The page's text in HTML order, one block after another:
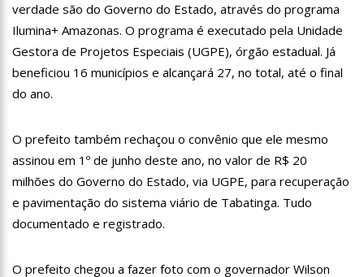
11:36
Acusado de divulgar fotos de corpo de Marília Mendonça e
de outros artistas mortos vira réu
11:28 Casal é surpreendido com gravidez de sêxtuplos e pai ‘passa
mal’
11:22
11:09 Bruna Biancardi ganha mimo de R$ 820 de Neymar: ‘Se fez
presente mesmo distante’
Wilson Lima entrega Caimi Ada Rodrigues Viana revitalizado
à população idosa da zona oeste
14:25 Confira quais bairros de Manaus ficarão sem energia nesta
segunda-feira (15)
verdade são do Governo do Estado, através do programa
Ilumina+ Amazonas. O programa é executado pela Unidade
Gestora de Projetos Especiais (UGPE), órgão estadual. Já
beneficiou 16 municípios e alcançará 27, no total, até o final
do ano.
O prefeito também rechaçou o convênio que ele mesmo
assinou em 1º de junho deste ano, no valor de R$ 20
milhões do Governo do Estado, via UGPE, para recuperação
e pavimentação do sistema viário de Tabatinga. Tudo
documentado e registrado.
O prefeito chegou a fazer foto com o governador Wilson